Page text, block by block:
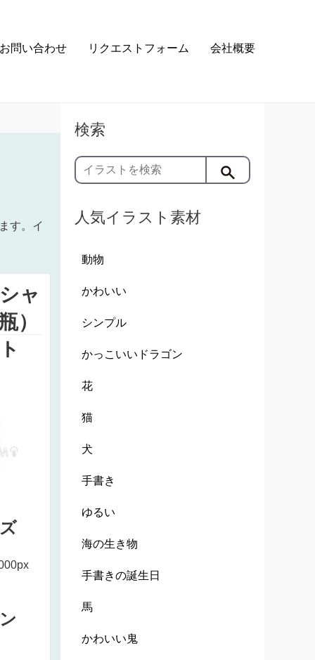
お問い合わせ リクエストフォーム 会社概要
す。イ
ャ
）
検索
人気イラスト素材
動物
かわいい
シンプル
かっこいいドラゴン
花
猫
犬
手書き
ゆるい
海の生き物
手書きの誕生日
馬
かわいい鬼